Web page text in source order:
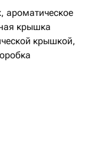
ароматическое
крышка
крышкой,